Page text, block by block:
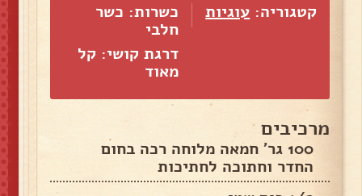
קטגוריה: עוגיות
כשרות: כשר
חלבי
דרגת קושי: קל
מאוד
מרכיבים
100 גר' חמאה מלוחה רכה בחום
החדר וחתוכה לחתיכות